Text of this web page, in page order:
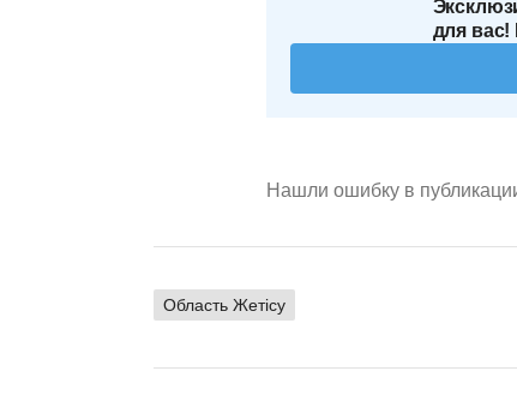
для вас!
Нашли ошибку в
Область Жетісу